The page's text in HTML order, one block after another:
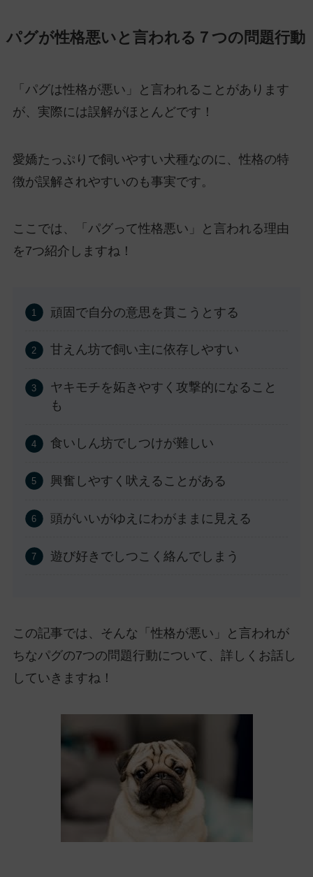
パグが性格悪いと言われる７つの問題行動
「パグは性格が悪い」と言われることがあります
が、実際には誤解がほとんどです！
愛嬌たっぷりで飼いやすい犬種なのに、性格の特
徴が誤解されやすいのも事実です。
ここでは、「パグって性格悪い」と言われる理由
を7つ紹介しますね！
頑固で自分の意思を貫こうとする
甘えん坊で飼い主に依存しやすい
ヤキモチを妬きやすく攻撃的になること
も
食いしん坊でしつけが難しい
興奮しやすく吠えることがある
頭がいいがゆえにわがままに見える
遊び好きでしつこく絡んでしまう
この記事では、そんな「性格が悪い」と言われが
ちなパグの7つの問題行動について、詳しくお話し
していきますね！